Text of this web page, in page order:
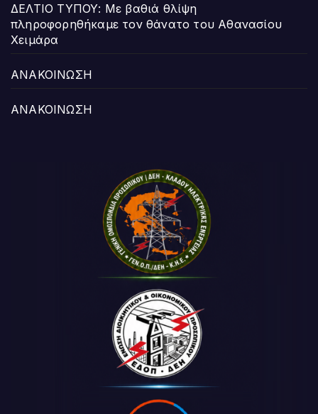
ΔΕΛΤΙΟ ΤΥΠΟΥ: Με βαθιά θλίψη
πληροφορηθήκαμε τον θάνατο του Αθανασίου
Χειμάρα
ΑΝΑΚΟΙΝΩΣΗ
ΑΝΑΚΟΙΝΩΣΗ